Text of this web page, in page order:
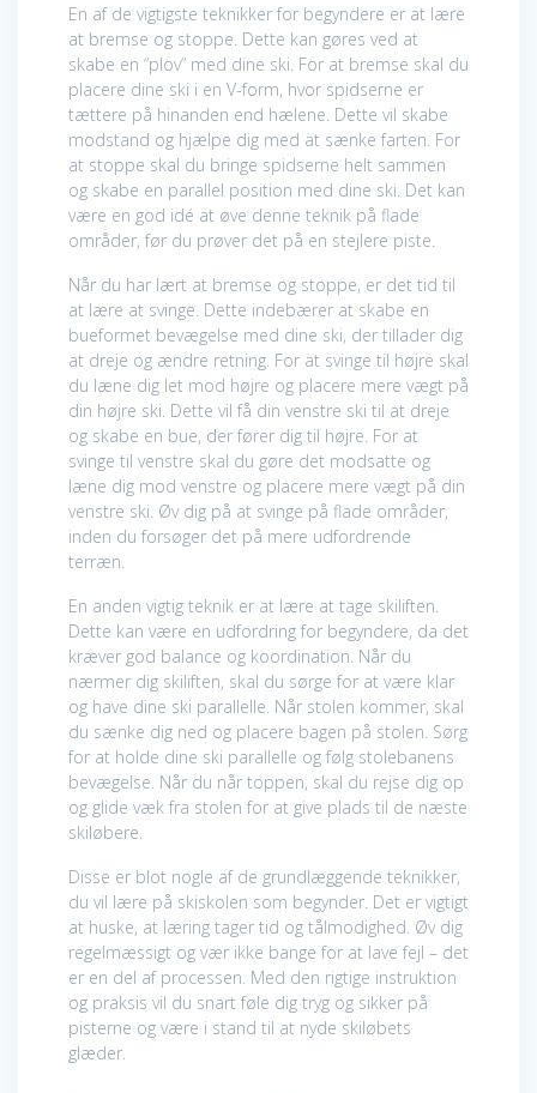
En af de vigtigste teknikker for begyndere er at lære
at bremse og stoppe. Dette kan gøres ved at
skabe en “plov” med dine ski. For at bremse skal du
placere dine ski i en V-form, hvor spidserne er
tættere på hinanden end hælene. Dette vil skabe
modstand og hjælpe dig med at sænke farten. For
at stoppe skal du bringe spidserne helt sammen
og skabe en parallel position med dine ski. Det kan
være en god idé at øve denne teknik på flade
områder, før du prøver det på en stejlere piste.
Når du har lært at bremse og stoppe, er det tid til
at lære at svinge. Dette indebærer at skabe en
bueformet bevægelse med dine ski, der tillader dig
at dreje og ændre retning. For at svinge til højre skal
du læne dig let mod højre og placere mere vægt på
din højre ski. Dette vil få din venstre ski til at dreje
og skabe en bue, der fører dig til højre. For at
svinge til venstre skal du gøre det modsatte og
læne dig mod venstre og placere mere vægt på din
venstre ski. Øv dig på at svinge på flade områder,
inden du forsøger det på mere udfordrende
terræn.
En anden vigtig teknik er at lære at tage skiliften.
Dette kan være en udfordring for begyndere, da det
kræver god balance og koordination. Når du
nærmer dig skiliften, skal du sørge for at være klar
og have dine ski parallelle. Når stolen kommer, skal
du sænke dig ned og placere bagen på stolen. Sørg
for at holde dine ski parallelle og følg stolebanens
bevægelse. Når du når toppen, skal du rejse dig op
og glide væk fra stolen for at give plads til de næste
skiløbere.
Disse er blot nogle af de grundlæggende teknikker,
du vil lære på skiskolen som begynder. Det er vigtigt
at huske, at læring tager tid og tålmodighed. Øv dig
regelmæssigt og vær ikke bange for at lave fejl – det
er en del af processen. Med den rigtige instruktion
og praksis vil du snart føle dig tryg og sikker på
pisterne og være i stand til at nyde skiløbets
glæder.